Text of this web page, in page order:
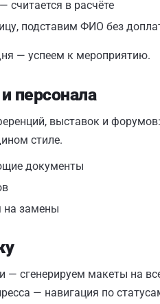
— считается в расчёте
подставим ФИО без
— успеем к мероприятию.
персонала
выставок и
стиле.
документы
на замены
сгенерируем макеты на
— навигация по